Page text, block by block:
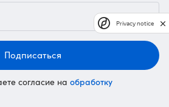
Подписаться
согласие на обработку
Privacy notice